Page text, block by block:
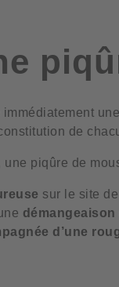
immédiatement
de
une piqûre de
sur le site
démangeaison
d’une